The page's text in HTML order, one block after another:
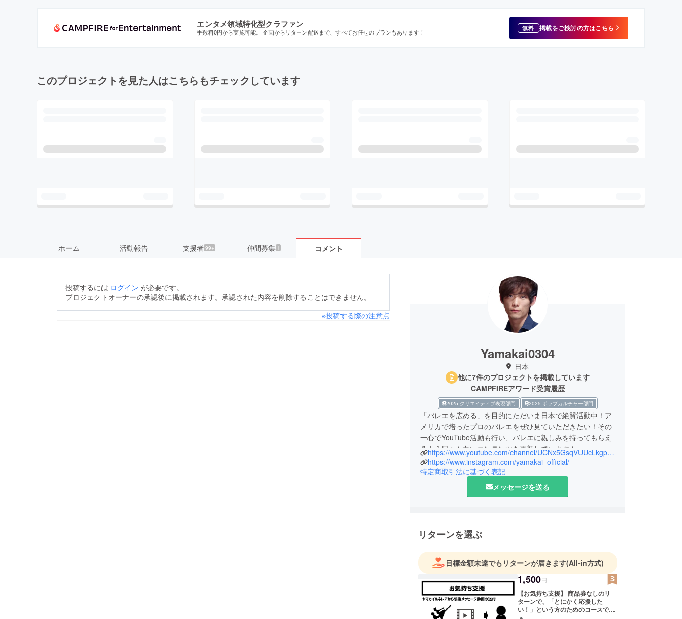
エンタメ領域特化型クラファン
手数料0円から実施可能。 企画からリターン配送まで、すべてお任せのプランもあります！ 無料 掲載をご検討の方はこちら
このプロジェクトを見た人はこちらもチェックしています
ホーム 活動報告 支援者99+ 仲間募集 1 コメント
投稿するには ログイン が必要です。
プロジェクトオーナーの承認後に掲載されます。承認された内容を削除することはできません。
※投稿する際の注意点
Yamakai0304
日本
他に7件のプロジェクトを掲載しています
CAMPFIREアワード受賞履歴
2025 クリエイティブ表現部門 2025 ポップカルチャー部門
「バレエを広める」を目的にただいま日本で絶賛活動中！ア
メリカで培ったプロのバレエをぜひ見ていただきたい！その
一心でYouTube活動も行い、バレエに親しみを持ってもらえ
るよう日々面白いコンテンツを更新しています！
日本バレエのイメージをより良いものに変えられるよう応援
よろしくお願いいたします。
アメリカ在住歴10年。YouTube活動歴6年。YouTubeチャン
https://www.youtube.com/channel/UCNx5GsqVUUcLkgp6wRoB7CA?view_as=subscriber
https://www.instagram.com/yamakai_official/
特定商取引法に基づく表記
メッセージを送る
リターンを選ぶ
目標金額未達でもリターンが届きます(All-in方式)
1,500円
【お気持ち支援】 商品券なしのリ
ターンで、「とにかく応援した
い！」という方のためのコースで